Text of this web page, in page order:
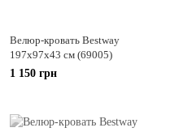
Велюр-кровать Bestway
197х97х43 см (69005)
1 150 грн